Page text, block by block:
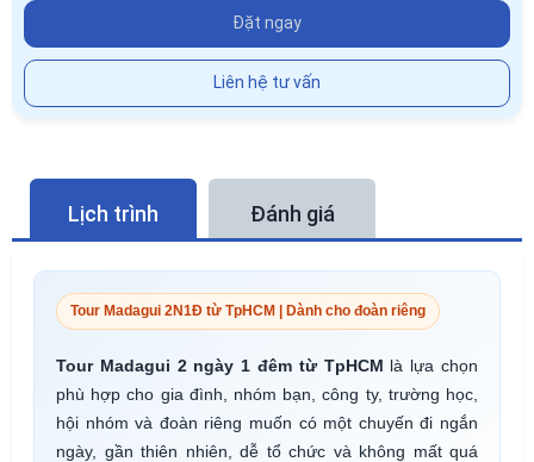
Đặt ngay
Liên hệ tư vấn
Lịch trình Đánh giá
Tour Madagui 2N1Đ từ TpHCM | Dành cho đoàn riêng
Tour Madagui 2 ngày 1 đêm từ TpHCM là lựa chọn
phù hợp cho gia đình, nhóm bạn, công ty, trường học,
hội nhóm và đoàn riêng muốn có một chuyến đi ngắn
ngày, gần thiên nhiên, dễ tổ chức và không mất quá